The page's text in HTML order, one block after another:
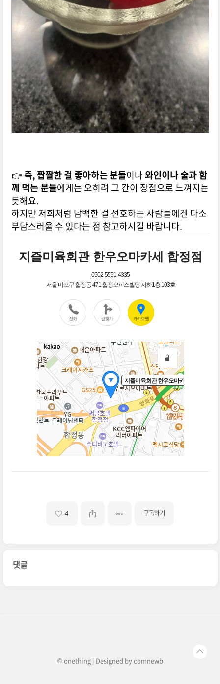
👉즉, 짭짤한 걸 좋아하는 분들이나와인이나 술과 함
께 먹는 분들에게는 오히려 그 간이 장점으로 느껴지는
듯해요.
하지만 저희처럼 담백한 걸 선호하는 사람들에겐 다소
부담스러울 수 있다는 점 참고하시길 바랍니다.
4 구독하기
댓글
© onething | Designed bycomnewb